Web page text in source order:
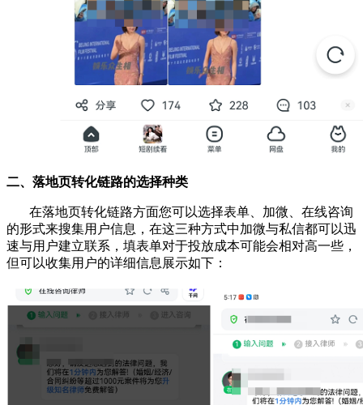
二、落地页转化链路的选择种类
在落地页转化链路方面您可以选择表单、加微、在线咨询
的形式来搜集用户信息，在这三种方式中加微与私信都可以迅
速与用户建立联系，填表单对于投放成本可能会相对高一些，
但可以收集用户的详细信息展示如下 ：